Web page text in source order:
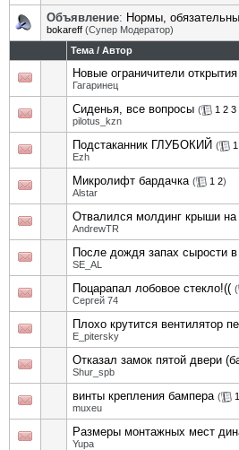
Объявление: Нормы,
bokareff (Супер Модератор)
Тема / Автор
Новые ограничители
Гагаринец
Сиденья, все вопросы ( 1 2 3
pilotus_kzn
Подстаканник ГЛУБОКИЙ ( 1
Ezh
Микролифт бардачка ( 1 2)
Alstar
Отвалился молдинг крыши на
AndrewTR
После дождя запах сырости
SE_AL
Поцарапал лобовое стекло!(( (
Сергей 74
Плохо крутится вентилятор
E_pitersky
Отказал замок пятой двери
Shur_spb
винты крепления бампера ( 1
muxeu
Размеры монтажных мест
Yupa